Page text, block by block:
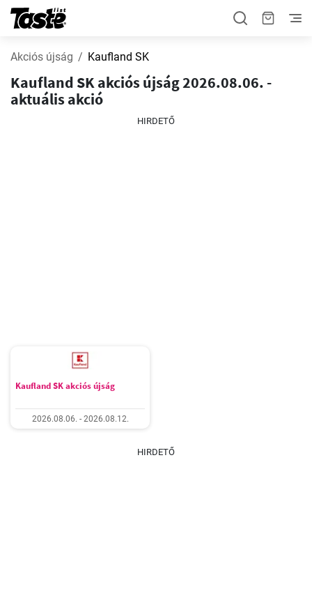
Akciós újság Kaufland SK
Kaufland SK akciós újság 2026.08.06. -
aktuális akció
HIRDETŐ
Kaufland SK akciós újság
2026.08.06. - 2026.08.12.
HIRDETŐ